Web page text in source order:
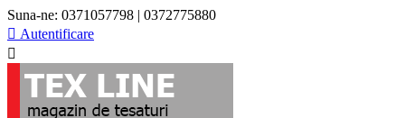
Suna-ne: 0371057798 | 0372775880
 Autentificare
